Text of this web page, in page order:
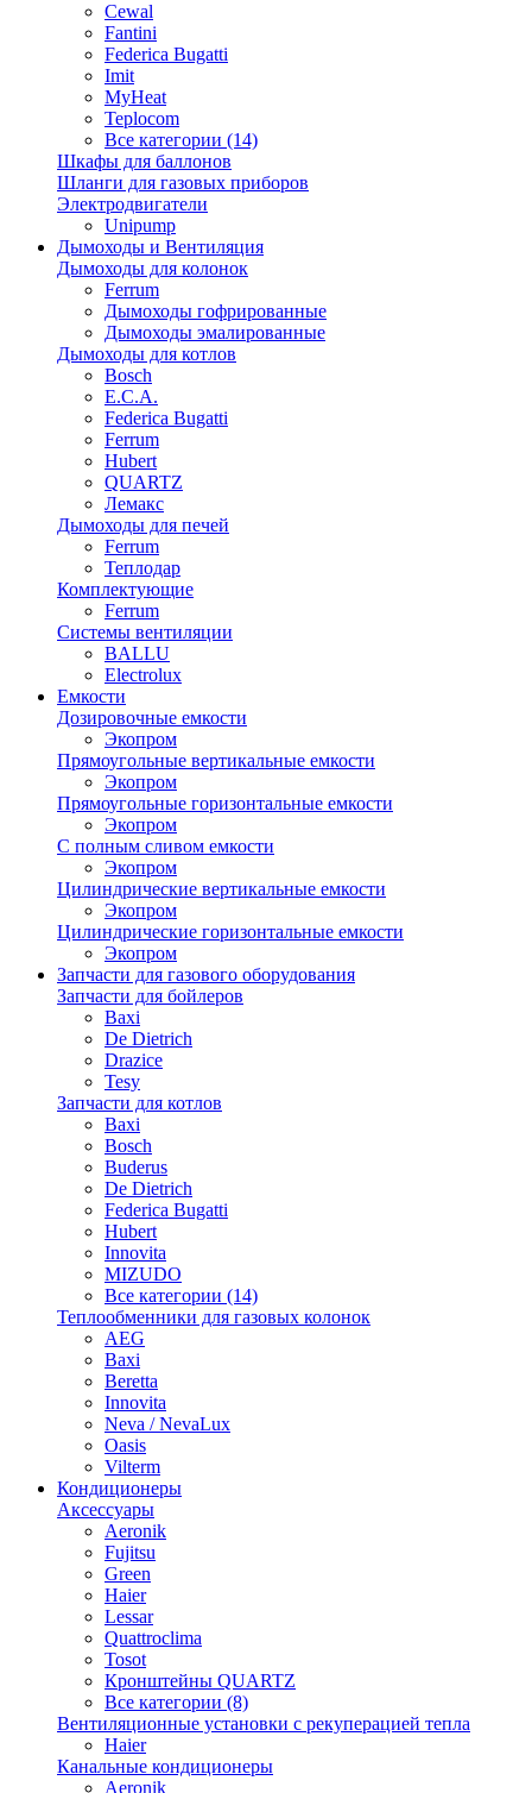
Cewal
Fantini
Federica Bugatti
Imit
MyHeat
Teplocom
Все категории (14)
Шкафы для баллонов
Шланги для газовых приборов
Электродвигатели
Unipump
Дымоходы и Вентиляция
Дымоходы для колонок
Ferrum
Дымоходы гофрированные
Дымоходы эмалированные
Дымоходы для котлов
Bosch
E.C.A.
Federica Bugatti
Ferrum
Hubert
QUARTZ
Лемакс
Дымоходы для печей
Ferrum
Теплодар
Комплектующие
Ferrum
Системы вентиляции
BALLU
Electrolux
Емкости
Дозировочные емкости
Экопром
Прямоугольные вертикальные емкости
Экопром
Прямоугольные горизонтальные емкости
Экопром
С полным сливом емкости
Экопром
Цилиндрические вертикальные емкости
Экопром
Цилиндрические горизонтальные емкости
Экопром
Запчасти для газового оборудования
Запчасти для бойлеров
Baxi
De Dietrich
Drazice
Tesy
Запчасти для котлов
Baxi
Bosch
Buderus
De Dietrich
Federica Bugatti
Hubert
Innovita
MIZUDO
Все категории (14)
Теплообменники для газовых колонок
AEG
Baxi
Beretta
Innovita
Neva / NevaLux
Oasis
Vilterm
Кондиционеры
Аксессуары
Aeronik
Fujitsu
Green
Haier
Lessar
Quattroclima
Tosot
Кронштейны QUARTZ
Все категории (8)
Вентиляционные установки с рекуперацией тепла
Haier
Канальные кондиционеры
Aeronik